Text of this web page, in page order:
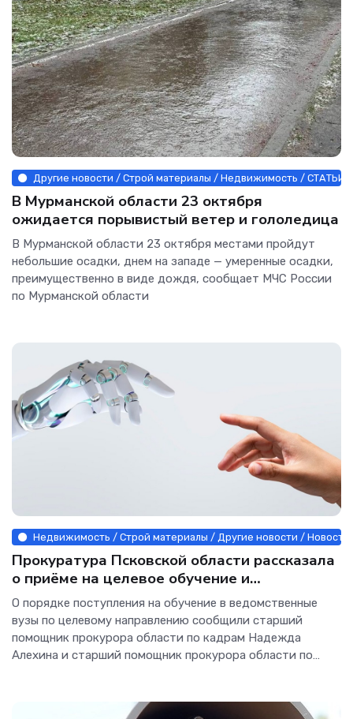
Другие новости / Строй материалы / Недвижимость / СТАТЬИ
В Мурманской области 23 октября
ожидается порывистый ветер и гололедица
В Мурманской области 23 октября местами пройдут
небольшие осадки, днем на западе — умеренные осадки,
преимущественно в виде дождя, сообщает МЧС России
по Мурманской области
Недвижимость / Строй материалы / Другие новости /
Прокуратура Псковской области рассказала
о приёме на целевое обучение и
требованиях к кандидатам
О порядке поступления на обучение в ведомственные
вузы по целевому направлению сообщили старший
помощник прокурора области по кадрам Надежда
Алехина и старший помощник прокурора области по